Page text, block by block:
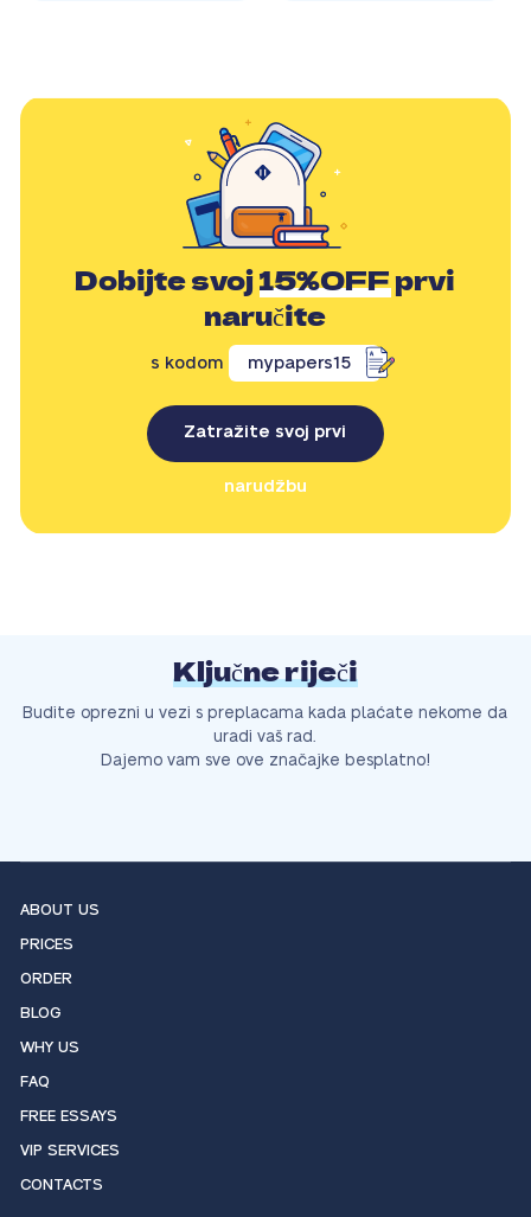
Dobijte svoj15%OFFprvi
naručite
s kodom mypapers15
Zatražite svoj prvi
narudžbu
Ključne riječi
Budite oprezni u vezi s preplacama kada plaćate nekome da
uradi vaš rad.
Dajemo vam sve ove značajke besplatno!
ABOUT US
PRICES
ORDER
BLOG
WHY US
FAQ
FREE ESSAYS
VIP SERVICES
CONTACTS